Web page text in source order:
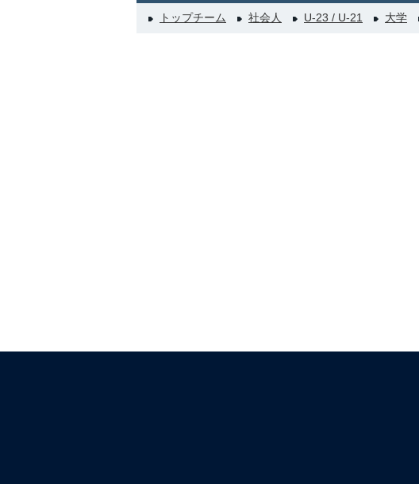
トップチーム
社会人 U-23 / U-21 大学